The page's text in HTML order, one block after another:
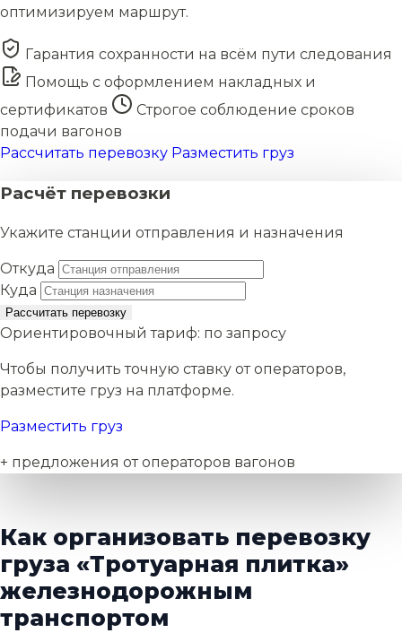
оптимизируем маршрут.
Гарантия сохранности на всём пути следования
Помощь с оформлением накладных и
сертификатов
Строгое соблюдение сроков
подачи вагонов
Рассчитать перевозку Разместить груз
Расчёт перевозки
Укажите станции отправления и назначения
Откуда
Куда
Рассчитать перевозку
Ориентировочный тариф: по запросу
Чтобы получить точную ставку от операторов,
разместите груз на платформе.
Разместить груз
+ предложения от операторов вагонов
Как организовать перевозку
груза «Тротуарная плитка»
железнодорожным
транспортом